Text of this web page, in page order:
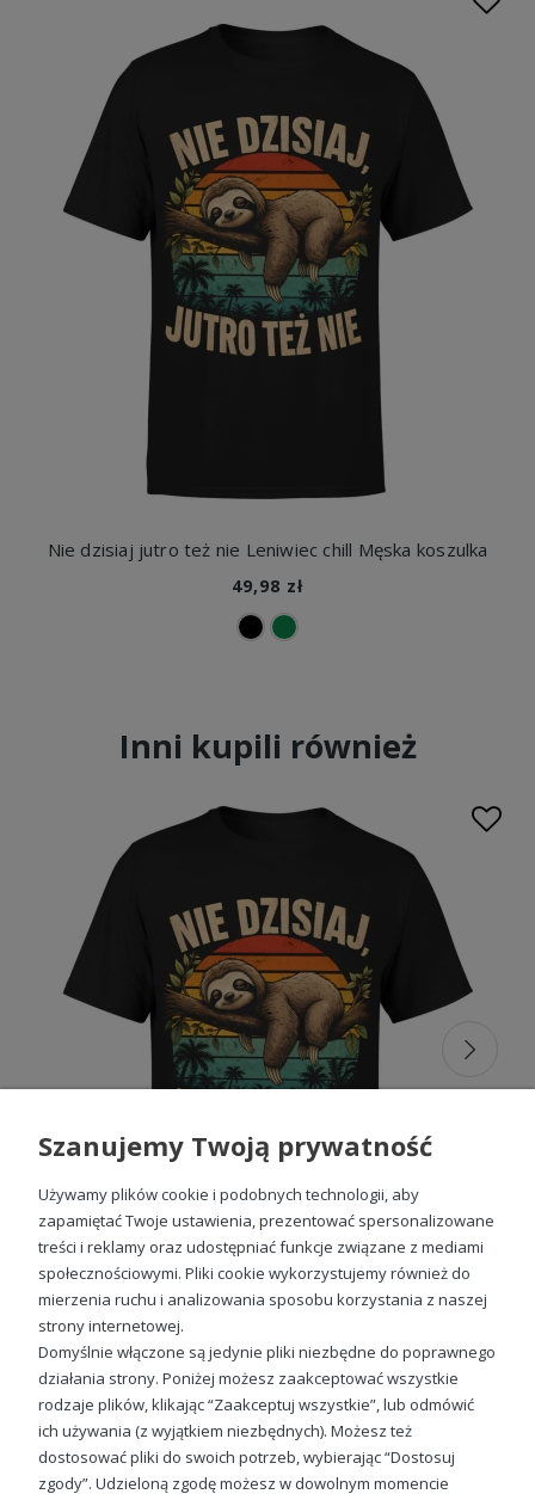
Nie dzisiaj jutro też nie Leniwiec chill Męska koszulka
49,98 zł
Inni kupili również
Nie dzisiaj jutro też nie Leniwiec chill Męska koszulka
Sprawdź nasze social media
Szanujemy Twoją prywatność
Używamy plików cookie i podobnych technologii, aby
zapamiętać Twoje ustawienia, prezentować spersonalizowane
treści i reklamy oraz udostępniać funkcje związane z mediami
społecznościowymi. Pliki cookie wykorzystujemy również do
mierzenia ruchu i analizowania sposobu korzystania z naszej
strony internetowej.
Domyślnie włączone są jedynie pliki niezbędne do poprawnego
działania strony. Poniżej możesz zaakceptować wszystkie
rodzaje plików, klikając “Zaakceptuj wszystkie”, lub odmówić
ich używania (z wyjątkiem niezbędnych). Możesz też
dostosować pliki do swoich potrzeb, wybierając “Dostosuj
zgody”. Udzieloną zgodę możesz w dowolnym momencie